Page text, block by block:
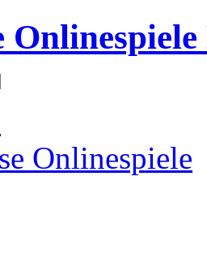
Onlinespiele